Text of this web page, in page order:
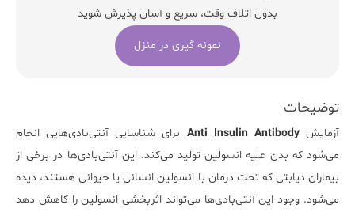
توضیحات
آزمایش Anti Insulin Antibody برای شناسایی آنتی‌بادی‌هایی انجام
می‌شودکه بدن علیه انسولین تولید می‌کند.اینآنتی‌بادی‌ها در برخی از
بیماران دیابتیکهتحت درمان با انسولین انسانی یا حیوانی هستند، دیده
می‌شود. وجود اینآنتی‌بادی‌ها می‌تواند اثربخشی انسولینراکاهش دهد
بدون اتلاف وقت، سریع و آسان پذیرش شوید
نمونه گیری در منزل